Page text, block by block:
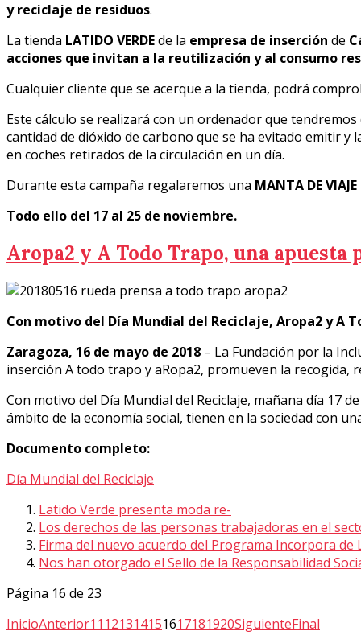
y reciclaje de residuos.
La tienda LATIDO VERDEde la empresa de inserción de
acciones que invitan a la reutilización y al consumo
Cualquier cliente que se acerque a la tienda, podrá
Este cálculo se realizará con un ordenador que
cantidad de dióxido de carbono que se ha evitado emitir
en coches retirados de la circulación en un día.
Durante esta campaña regalaremos una MANTA DE VIAJE
Todo ello del 17 al 25 de noviembre.
Aropa2 y A Todo Trapo, una
Con motivo del Día Mundial del Reciclaje, Aropa2 y A
Zaragoza, 16 de mayo de 2018 – La Fundación por la
inserción A todo trapo y aRopa2, promueven la recogida,
Con motivo del Día Mundial del Reciclaje, mañana día 17
ámbito de la economía social, tienen en la sociedad con
Documento completo:
Día Mundial del Reciclaje
Latido Verde presenta moda re-
Los derechos de las personas trabajadoras en el
Firma del nuevo acuerdo del Programa Incorpora de
Nos han otorgado el Sello de la Responsabilidad
Página 16 de 23
InicioAnterior11 121314151617181920SiguienteFinal